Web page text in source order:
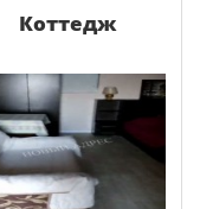
Коттедж